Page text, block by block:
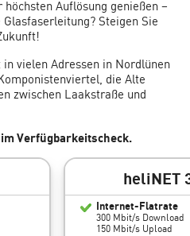
Auflösung genießen –
Steigen Sie
vielen Adressen in Nordlünen
die Alte
zwischen Laakstraße und
Verfügbarkeitscheck.
heliNET
Internet-Flatrate
300 Mbit/s Download
150 Mbit/s Upload